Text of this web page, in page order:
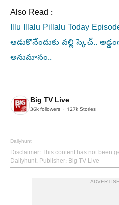
Also Read :
Illu Illalu Pillalu Today
ఆడుకొనేందుకు వల్లి స్కెచ్..
అనుమానం..
Big TV Live
36k followers 127k Stories
Dailyhunt
Disclaimer: This content has not been
Dailyhunt. Publisher: Big TV Live